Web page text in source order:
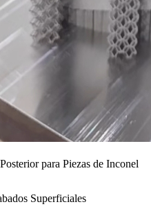
para Piezas de Inconel
Superficiales